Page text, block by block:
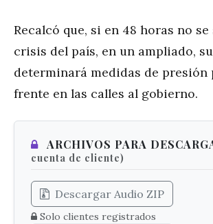
Recalcó que, si en 48 horas no
crisis del país, en un ampliado,
determinará medidas de presión
frente en las calles al gobierno.
ARCHIVOS PARA
cuenta de cliente)
Descargar Audio ZIP
Solo clientes registrados